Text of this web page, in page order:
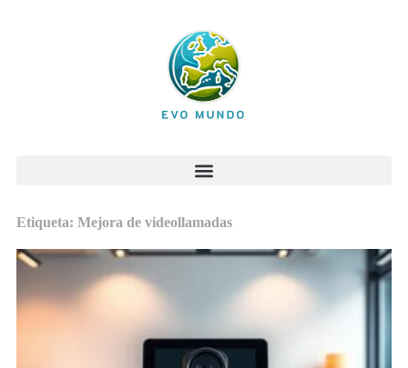
Etiqueta: Mejora de videollamadas